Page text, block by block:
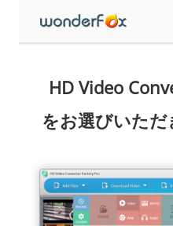
HD Video
をお選びいた